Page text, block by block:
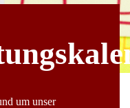
um unser